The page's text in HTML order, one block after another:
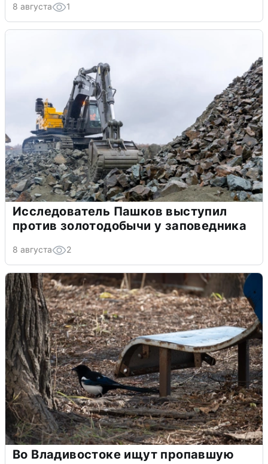
8 августа 1
Исследователь Пашков выступил
против золотодобычи у заповедника
8 августа 2
Во Владивостоке ищут пропавшую